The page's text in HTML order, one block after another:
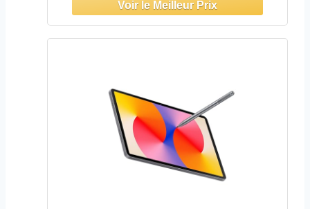
ajusté par Histen 9.0, Batterie de
7,700 mAh, Gris